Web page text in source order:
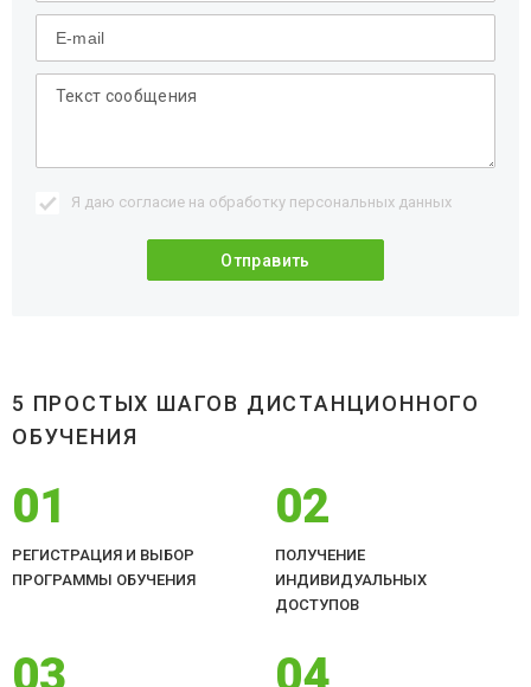
Я даю согласие на обработку персональных данных
5 ПРОСТЫХ ШАГОВ ДИСТАНЦИОННОГО
ОБУЧЕНИЯ
01
РЕГИСТРАЦИЯ И ВЫБОР
ПРОГРАММЫ ОБУЧЕНИЯ
02
ПОЛУЧЕНИЕ
ИНДИВИДУАЛЬНЫХ
ДОСТУПОВ